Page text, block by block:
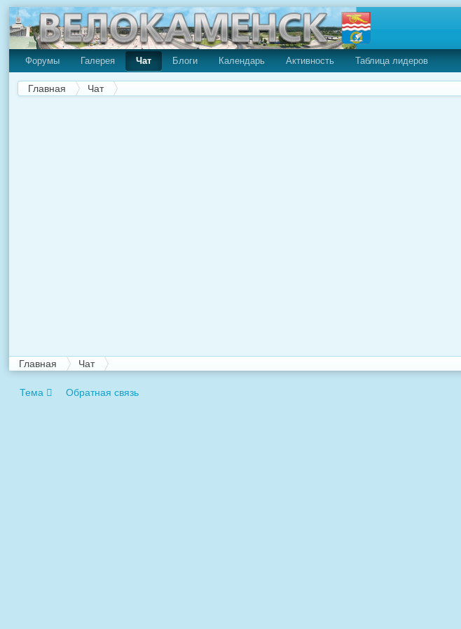
Форумы Галерея Чат Блоги Календарь Активность Таблица лидеров
Главная Чат
Главная Чат
Тема Обратная связь